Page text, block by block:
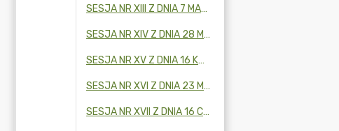
SESJA NR XIII Z DNIA 7 MARCA 2025 R.
SESJA NR XIV Z DNIA 28 MARCA 2025 R.
SESJA NR XV Z DNIA 16 KWIETNIA 2025 R.
SESJA NR XVI Z DNIA 23 MAJA 2025 R.
SESJA NR XVII Z DNIA 16 CZERWCA 2025R.